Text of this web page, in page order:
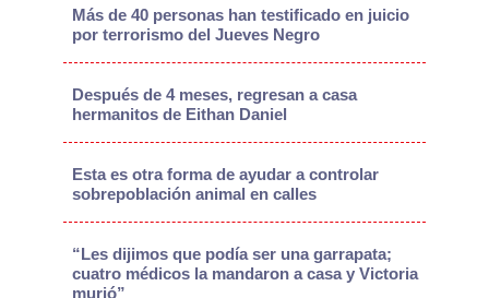
Más de 40 personas han testificado en juicio
por terrorismo del Jueves Negro
Después de 4 meses, regresan a casa
hermanitos de Eithan Daniel
Esta es otra forma de ayudar a controlar
sobrepoblación animal en calles
“Les dijimos que podía ser una garrapata;
cuatro médicos la mandaron a casa y Victoria
murió”